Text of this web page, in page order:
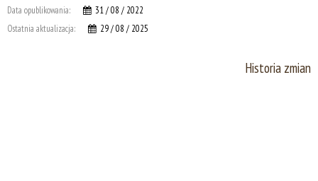
Data opublikowania:
31 / 08 / 2022
Ostatnia aktualizacja:
29 / 08 / 2025
Historia zmian